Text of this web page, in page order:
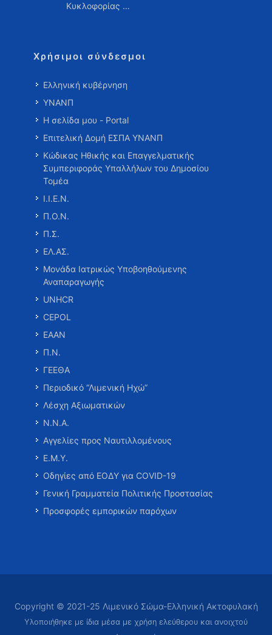
Κυκλοφορίας …
Χρήσιμοι σύνδεσμοι
Ελληνική κυβέρνηση
ΥΝΑΝΠ
Η σελίδα μου - Portal
Επιτελική Δομή ΕΣΠΑ ΥΝΑΝΠ
Κώδικας Ηθικής και Επαγγελματικής
Συμπεριφοράς Υπαλλήλων του Δημοσίου
Τομέα
Ι.Ι.Ε.Ν.
Π.Ο.Ν.
Π.Σ.
ΕΛ.ΑΣ.
Μονάδα Ιατρικώς Υποβοηθούμενης
Αναπαραγωγής
UNHCR
CEPOL
ΕΑΑΝ
Π.Ν.
ΓΕΕΘΑ
Περιοδικό “Λιμενική Ηχώ”
Λέσχη Αξιωματικών
Ν.Ν.Α.
Αγγελίες προς Ναυτιλλομένους
Ε.Μ.Υ.
Οδηγίες από ΕΟΔΥ για COVID-19
Γενική Γραμματεία Πολιτικής Προστασίας
Προσφορές εμπορικών παρόχων
Copyright © 2021-25 Λιμενικό Σώμα-Ελληνική Ακτοφυλακή
Υλοποιήθηκε με ίδια μέσα με χρήση ελεύθερου και ανοιχτού